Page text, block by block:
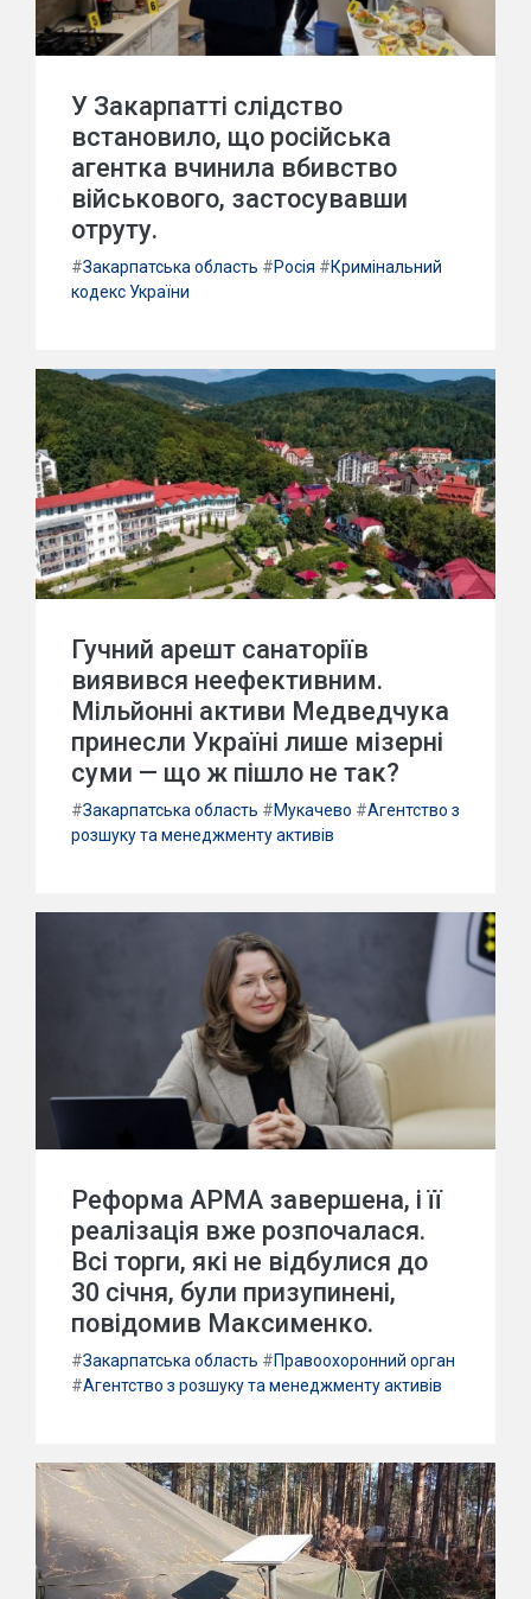
У Закарпатті слідство
встановило, що російська
агентка вчинила вбивство
військового, застосувавши
отруту.
#Закарпатська область #Росія #Кримінальний
кодекс України
Гучний арешт санаторіїв
виявився неефективним.
Мільйонні активи Медведчука
принесли Україні лише мізерні
суми — що ж пішло не так?
#Закарпатська область #Мукачево #Агентство з
розшуку та менеджменту активів
Реформа АРМА завершена, і її
реалізація вже розпочалася.
Всі торги, які не відбулися до
30 січня, були призупинені,
повідомив Максименко.
#Закарпатська область #Правоохоронний орган
#Агентство з розшуку та менеджменту активів